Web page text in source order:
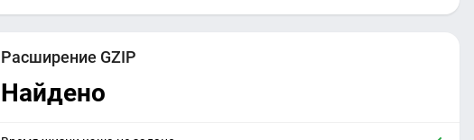
Расширение GZIP
Найдено